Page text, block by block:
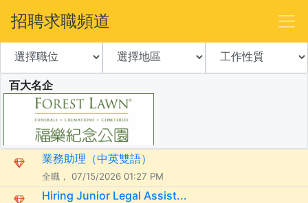
招聘求職頻道
百大名企
業務助理（中英雙語）
全職， 07/15/2026 01:27 PM
Hiring Junior Legal Assist...